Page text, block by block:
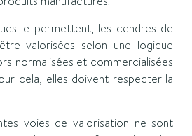
le permettent, les cendres de
valorisées selon une logique
normalisées et commercialisées
cela, elles doivent respecter la
voies de valorisation ne sont